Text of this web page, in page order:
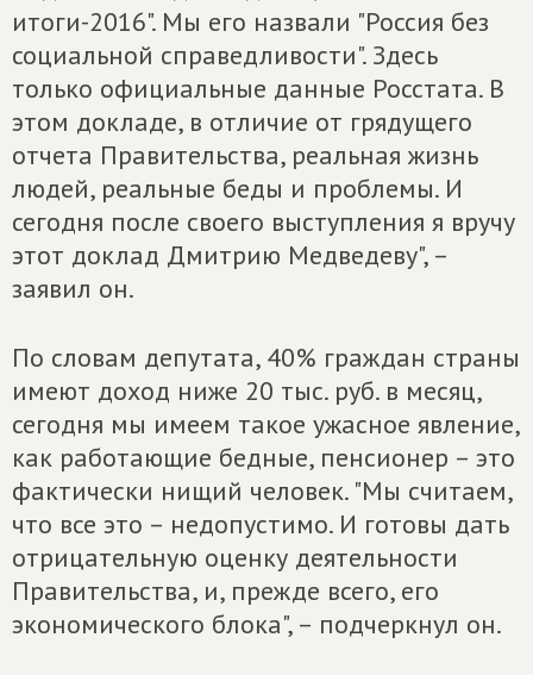
итоги-2016". Мы его назвали "Россия без
социальной справедливости". Здесь
только официальные данные Росстата. В
этом докладе, в отличие от грядущего
отчета Правительства, реальная жизнь
людей, реальные беды и проблемы. И
сегодня после своего выступления я вручу
этот доклад Дмитрию Медведеву", –
заявил он.
По словам депутата, 40% граждан страны
имеют доход ниже 20 тыс. руб. в месяц,
сегодня мы имеем такое ужасное явление,
как работающие бедные, пенсионер – это
фактически нищий человек. "Мы считаем,
что все это – недопустимо. И готовы дать
отрицательную оценку деятельности
Правительства, и, прежде всего, его
экономического блока", – подчеркнул он.